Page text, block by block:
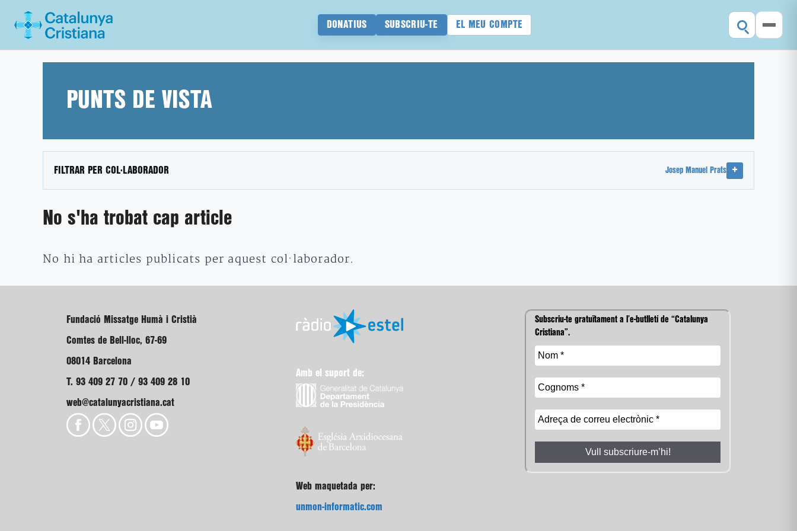
DONATIUS SUBSCRIU-TE EL MEU COMPTE
PUNTS DE VISTA
FILTRAR PER COL·LABORADOR Josep Manuel Prats
No s'ha trobat cap article
No hi ha articles publicats per aquest col·laborador.
Fundació Missatge Humà i Cristià
Comtes de Bell-lloc, 67-69
08014 Barcelona
T. 93 409 27 70 / 93 409 28 10
web@catalunyacristiana.cat
Amb el suport de:
Web maquetada per:
unmon-informatic.com
Subscriu-te gratuïtament a l’e-butlletí de “Catalunya
Cristiana”.